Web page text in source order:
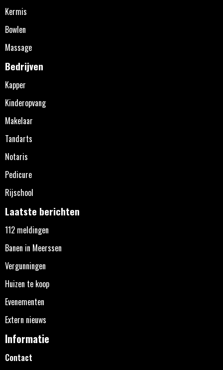
Kermis
Bowlen
Massage
Bedrijven
Kapper
Kinderopvang
Makelaar
Tandarts
Notaris
Pedicure
Rijschool
Laatste berichten
112 meldingen
Banen in Meerssen
Vergunningen
Huizen te koop
Evenementen
Extern nieuws
Informatie
Contact